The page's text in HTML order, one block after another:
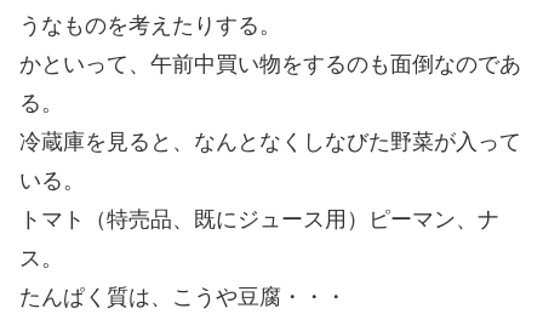
うなものを考えたりする。
かといって、午前中買い物をするのも面倒なのであ
る。
冷蔵庫を見ると、なんとなくしなびた野菜が入って
いる。
トマト（特売品、既にジュース用）ピーマン、ナ
ス。
たんぱく質は、こうや豆腐・・・